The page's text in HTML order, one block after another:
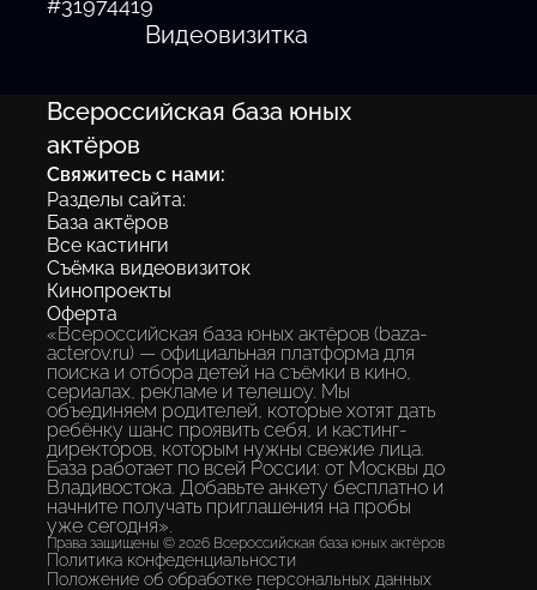
#31974419
Видеовизитка
Всероссийская база юных
актёров
Свяжитесь с нами:
Разделы сайта:
База актёров
Все кастинги
Съёмка видеовизиток
Кинопроекты
Оферта
«Всероссийская база юных актёров (baza-
acterov.ru) — официальная платформа для
поиска и отбора детей на съёмки в кино,
сериалах, рекламе и телешоу. Мы
объединяем родителей, которые хотят дать
ребёнку шанс проявить себя, и кастинг-
директоров, которым нужны свежие лица.
База работает по всей России: от Москвы до
Владивостока. Добавьте анкету бесплатно и
начните получать приглашения на пробы
уже сегодня».
Права защищены © 2026 Всероссийская база юных актёров
Политика конфеденциальности
Положение об обработке персональных данных